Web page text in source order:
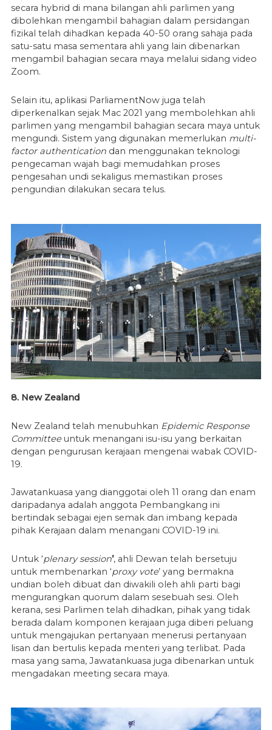
secara hybrid di mana bilangan ahli parlimen yang
dibolehkan mengambil bahagian dalam persidangan
fizikal telah dihadkan kepada 40-50 orang sahaja pada
satu-satu masa sementara ahli yang lain dibenarkan
mengambil bahagian secara maya melalui sidang video
Zoom.
Selain itu, aplikasi ParliamentNow juga telah
diperkenalkan sejak Mac 2021 yang membolehkan ahli
parlimen yang mengambil bahagian secara maya untuk
mengundi. Sistem yang digunakan memerlukan multi-
factor authenticationdan menggunakan teknologi
pengecaman wajah bagi memudahkan proses
pengesahan undi sekaligus memastikan proses
pengundian dilakukan secara telus.
8. New Zealand
New Zealand telah menubuhkan Epidemic Response
Committeeuntuk menangani isu-isu yang berkaitan
dengan pengurusan kerajaan mengenai wabak COVID-
19.
Jawatankuasa yang dianggotai oleh 11 orang dan enam
daripadanya adalah anggota Pembangkang ini
bertindak sebagai ejen semak dan imbang kepada
pihak Kerajaan dalam menangani COVID-19 ini.
Untuk ‘plenary session’, ahli Dewan telah bersetuju
untuk membenarkan ‘proxy vote’ yang bermakna
undian boleh dibuat dan diwakili oleh ahli parti bagi
mengurangkan quorum dalam sesebuah sesi. Oleh
kerana, sesi Parlimen telah dihadkan, pihak yang tidak
berada dalam komponen kerajaan juga diberi peluang
untuk mengajukan pertanyaan menerusi pertanyaan
lisan dan bertulis kepada menteri yang terlibat. Pada
masa yang sama, Jawatankuasa juga dibenarkan untuk
mengadakan meeting secara maya.